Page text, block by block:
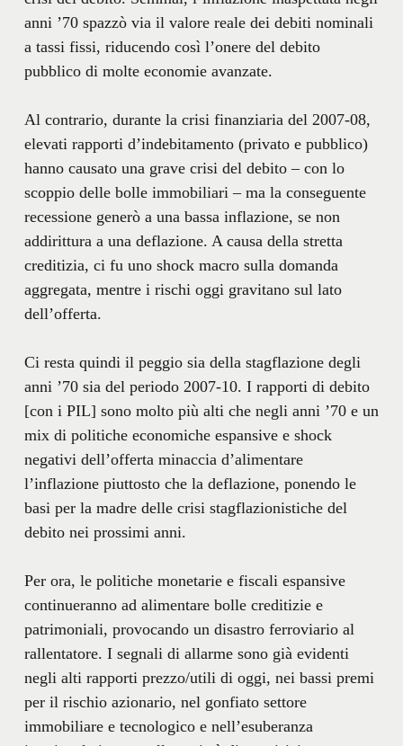
anni ’70 spazzò via il valore reale dei debiti nominali
a tassi fissi, riducendo così l’onere del debito
pubblico di molte economie avanzate.
Al contrario, durante la crisi finanziaria del 2007-08,
elevati rapporti d’indebitamento (privato e pubblico)
hanno causato una grave crisi del debito – con lo
scoppio delle bolle immobiliari – ma la conseguente
recessione generò a una bassa inflazione, se non
addirittura a una deflazione. A causa della stretta
creditizia, ci fu uno shock macro sulla domanda
aggregata, mentre i rischi oggi gravitano sul lato
dell’offerta.
Ci resta quindi il peggio sia della stagflazione degli
anni ’70 sia del periodo 2007-10. I rapporti di debito
[con i PIL] sono molto più alti che negli anni ’70 e un
mix di politiche economiche espansive e shock
negativi dell’offerta minaccia d’alimentare
l’inflazione piuttosto che la deflazione, ponendo le
basi per la madre delle crisi stagflazionistiche del
debito nei prossimi anni.
Per ora, le politiche monetarie e fiscali espansive
continueranno ad alimentare bolle creditizie e
patrimoniali, provocando un disastro ferroviario al
rallentatore. I segnali di allarme sono già evidenti
negli alti rapporti prezzo/utili di oggi, nei bassi premi
per il rischio azionario, nel gonfiato settore
immobiliare e tecnologico e nell’esuberanza